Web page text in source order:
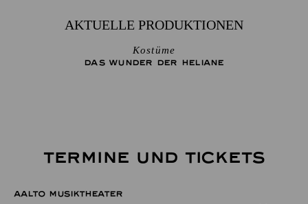
AKTUELLE PRODUKTIONEN
Kostüme
DAS WUNDER DER HELIANE
TERMINE UND TICKETS
AALTO MUSIKTHEATER